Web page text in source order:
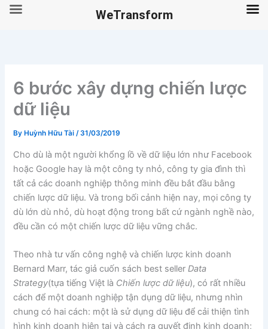
6 bước xây dựng chiến lược
dữ liệu
By Huỳnh Hữu Tài/31/03/2019
Cho dù là một người khổng lồ về dữ liệu lớn như Facebook
hoặc Google hay là một công ty nhỏ, công ty gia đình thì
tất cả các doanh nghiệp thông minh đều bắt đầu bằng
chiến lược dữ liệu. Và trong bối cảnh hiện nay, mọi công ty
dù lớn dù nhỏ, dù hoạt động trong bất cứ ngành nghề nào,
đều cần có một chiến lược dữ liệu vững chắc.
Theo nhà tư vấn công nghệ và chiến lược kinh doanh
Bernard Marr, tác giả cuốn sách best sellerData
Strategy(tựa tiếng Việt là Chiến lược dữ liệu), có rất nhiều
cách để một doanh nghiệp tận dụng dữ liệu, nhưng nhìn
chung có hai cách: một là sử dụng dữ liệu để cải thiện tình
hình kinh doanh hiện tại và cách ra quyết định kinh doanh;
WeTransform